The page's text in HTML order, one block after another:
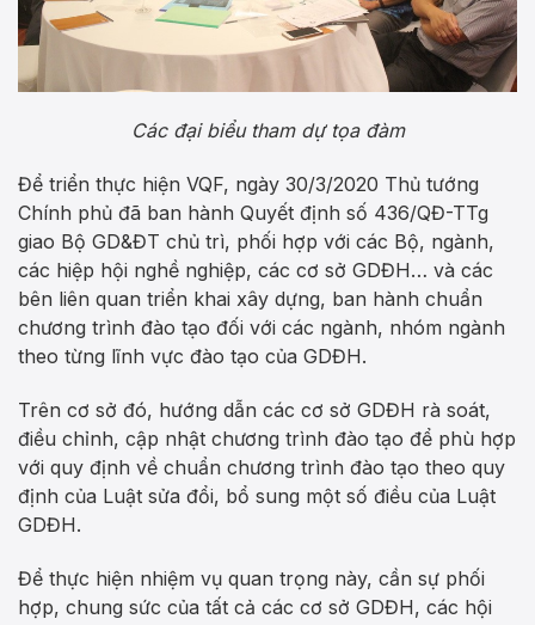
Các đại biểu tham dự tọa đàm
Để triển thực hiện VQF, ngày 30/3/2020 Thủ tướng
Chính phủ đã ban hành Quyết định số 436/QĐ-TTg
giao Bộ GD&ĐT chủ trì, phối hợp với các Bộ, ngành,
các hiệp hội nghề nghiệp, các cơ sở GDĐH… và các
bên liên quan triển khai xây dựng, ban hành chuẩn
chương trình đào tạo đối với các ngành, nhóm ngành
theo từng lĩnh vực đào tạo của GDĐH.
Trên cơ sở đó, hướng dẫn các cơ sở GDĐH rà soát,
điều chỉnh, cập nhật chương trình đào tạo để phù hợp
với quy định về chuẩn chương trình đào tạo theo quy
định của Luật sửa đổi, bổ sung một số điều của Luật
GDĐH.
Để thực hiện nhiệm vụ quan trọng này, cần sự phối
hợp, chung sức của tất cả các cơ sở GDĐH, các hội